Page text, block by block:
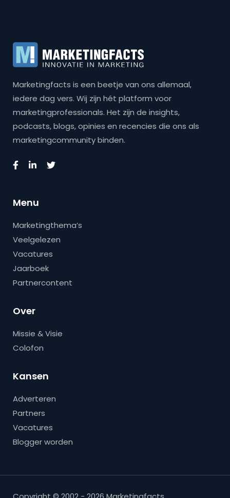
Marketingfacts is een beetje van ons allemaal,
iedere dag vers. Wij zijn hét platform voor
marketingprofessionals. Het zijn de insights,
podcasts, blogs, opinies en recencies die ons als
marketingcommunity binden.
Menu
Marketingthema’s
Veelgelezen
Vacatures
Jaarboek
Partnercontent
Over
Missie & Visie
Colofon
Kansen
Adverteren
Partners
Vacatures
Blogger worden